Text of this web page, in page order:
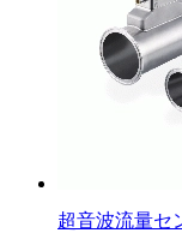
超音波流量セ